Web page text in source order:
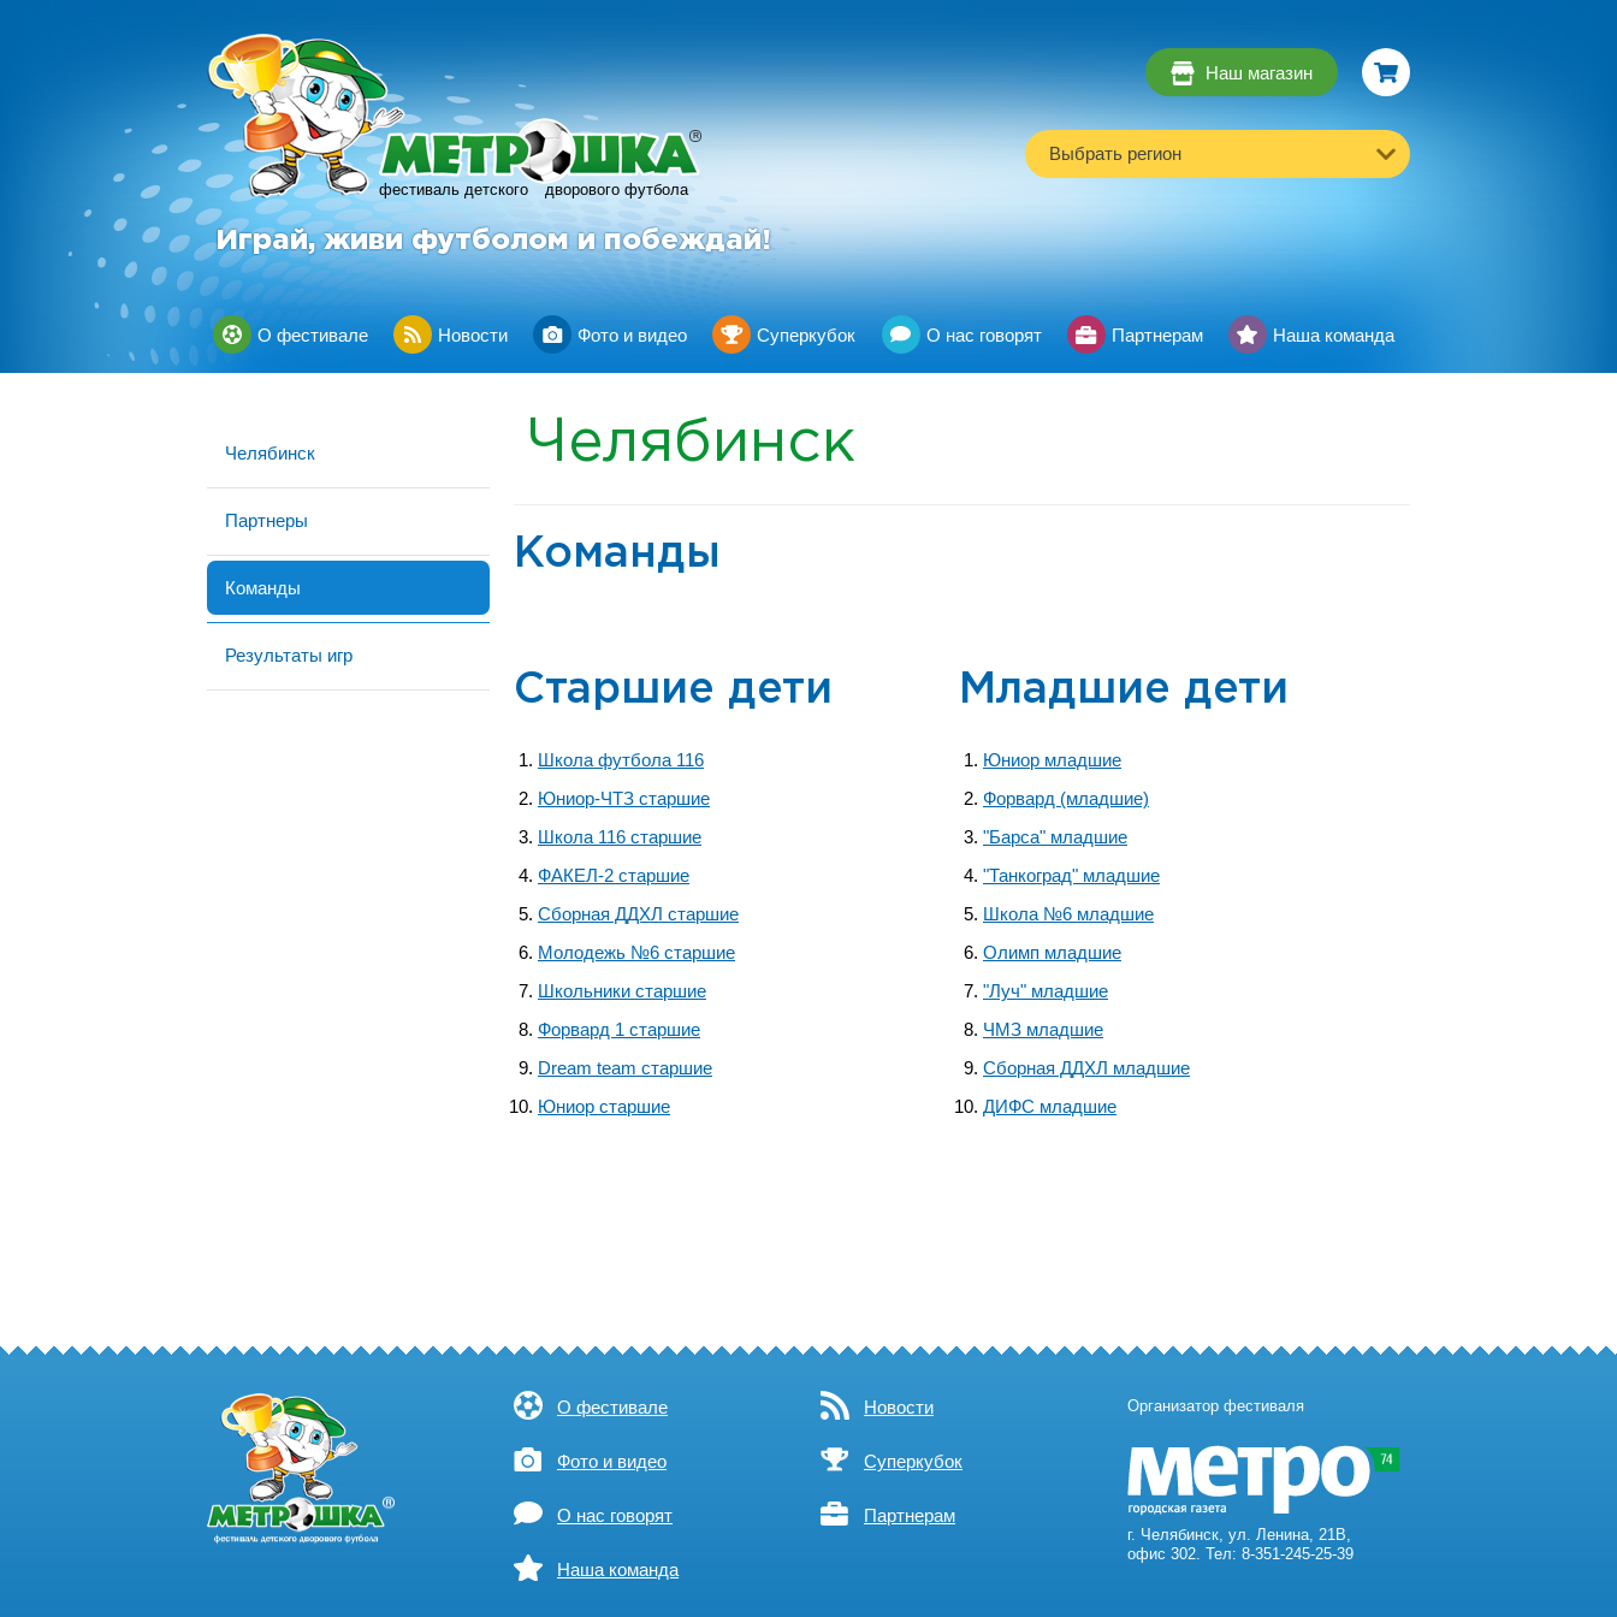
фестиваль детского дворового футбола
R
Играй, живи футболом и побеждай!
Наш магазин
Выбрать регион
О фестивале Новости Фото и видео Суперкубок О нас говорят Партнерам Наша команда
Челябинск
Партнеры
Команды
Результаты игр
Челябинск
Команды
Старшие дети
Школа футбола 116
Юниор-ЧТЗ старшие
Школа 116 старшие
ФАКЕЛ-2 старшие
Сборная ДДХЛ старшие
Молодежь №6 старшие
Школьники старшие
Форвард 1 старшие
Dream team старшие
Юниор старшие
Младшие дети
Юниор младшие
Форвард (младшие)
"Барса" младшие
"Танкоград" младшие
Школа №6 младшие
Олимп младшие
"Луч" младшие
ЧМЗ младшие
Сборная ДДХЛ младшие
ДИФС младшие
О фестивале Новости
Фото и видео Суперкубок
О нас говорят Партнерам
Наша команда
Организатор фестиваля
г. Челябинск, ул. Ленина, 21В,
офис 302. Тел: 8-351-245-25-39